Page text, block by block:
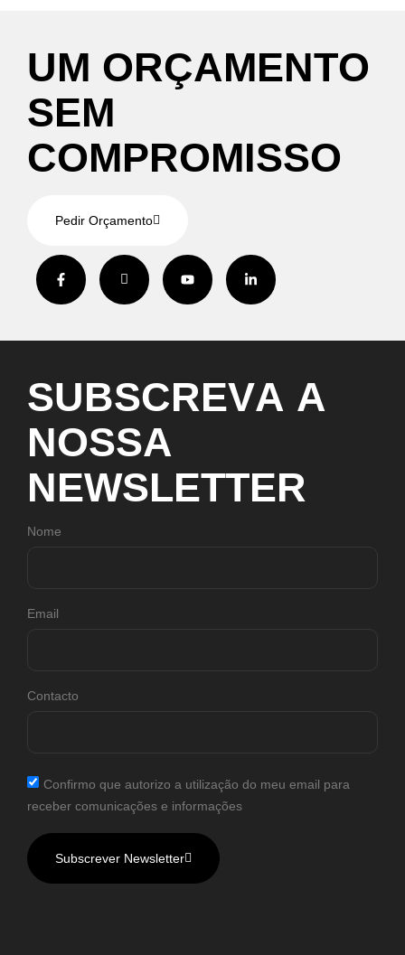
UM ORÇAMENTO
SEM
COMPROMISSO
Pedir Orçamento
SUBSCREVA A
NOSSA
NEWSLETTER
Nome
Email
Contacto
Confirmo que autorizo a utilização do meu email para
receber comunicações e informações
Subscrever Newsletter